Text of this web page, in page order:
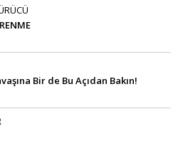
Bir de Bu Açıdan Bakın!